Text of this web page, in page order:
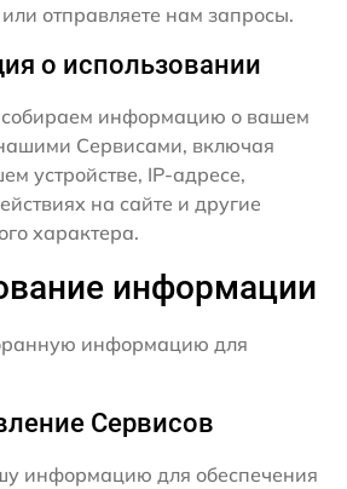
отправляете нам запросы.
о использовании
информацию о вашем
Сервисами, включая
устройстве, IP-адресе,
на сайте и другие
характера.
информации
информацию для
Сервисов
информацию для обеспечения